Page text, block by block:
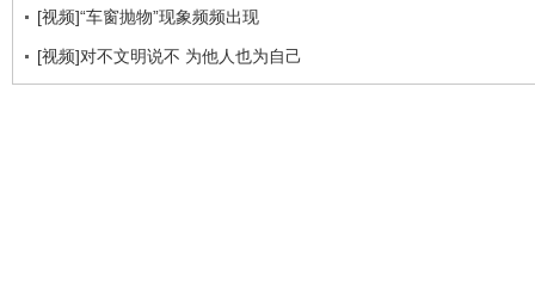
[视频]“车窗抛物”现象频频出现
[视频]对不文明说不 为他人也为自己